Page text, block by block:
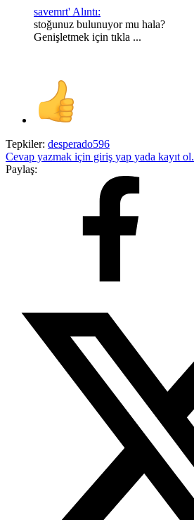
savemrt' Alıntı:
stoğunuz bulunuyor mu hala?
Genişletmek için tıkla ...
Tepkiler: desperado596
Cevap yazmak için giriş yap yada kayıt ol.
Paylaş: